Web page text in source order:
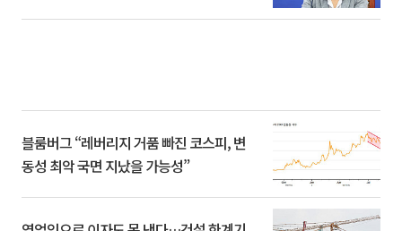
블룸버그 “레버리지 거품 빠진 코스피, 변
동성 최악 국면 지났을 가능성”